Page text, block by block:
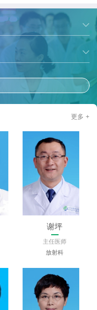
更多 +
谢坪
主任医师
放射科